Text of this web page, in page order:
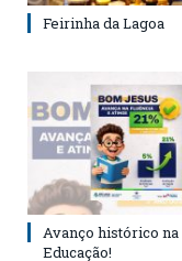
Feirinha da Lagoa
Avanço histórico na
Educação!